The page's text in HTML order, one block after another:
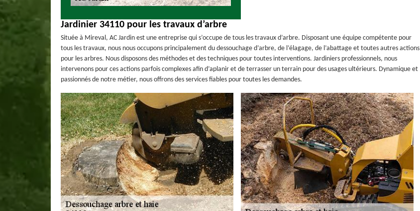
Jardinier 34110 pour les travaux d’arbre
Située à Mireval, AC Jardin est une entreprise qui s’occupe de tous les travaux d’arbre. Disposant une équipe compétente pour
tous les travaux, nous nous occupons principalement du dessouchage d’arbre, de l’élagage, de l’abattage et toutes autres actions
pour les arbres. Nous disposons des méthodes et des techniques pour toutes interventions. Jardiniers professionnels, nous
intervenons pour ces actions parfois complexes afin d’aplanir et de terrasser un terrain pour des usages ultérieurs. Dynamique et
passionnés de notre métier, nous offrons des services fiables pour toutes les demandes.